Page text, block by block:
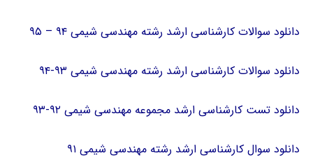
دانلود سوالات کارشناسی ارشد رشته مهندسی شیمی ۹۴ – ۹۵
دانلود سوالات کارشناسی ارشد رشته مهندسی شیمی ۹۳-۹۴
دانلود تست کارشناسی ارشد مجموعه مهندسی شیمی ۹۲-۹۳
دانلود سوال کارشناسی ارشد رشته مهندسی شیمی ۹۱